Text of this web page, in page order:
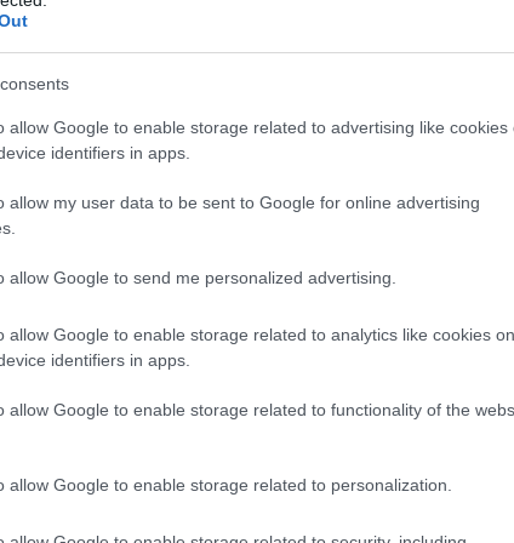
allow Google to enable storage related to advertising like cookies
identifiers in apps.
allow my user data to be sent to Google for online advertising
allow Google to send me personalized advertising.
allow Google to enable storage related to analytics like cookies on
identifiers in apps.
allow Google to enable storage related to functionality of the
allow Google to enable storage related to personalization.
“... – a lehető legtöbb – elektronikus
saját médiafelületeit - felületen
kiadású Savaria Fórum online
nem került be a határozatba. A nyomtatott
hangzott el, így az elfogadott határozat azt is
városvezetéssel rendre kritikus hangot
erősítő önkormányzati hirdetések.
ülő képviselő mind elfogadta a
aki most kifogásolja a programot.
Szombathely Megyei Jogú Város Közgyűlése
melyben társaságunk is részt kíván venni,